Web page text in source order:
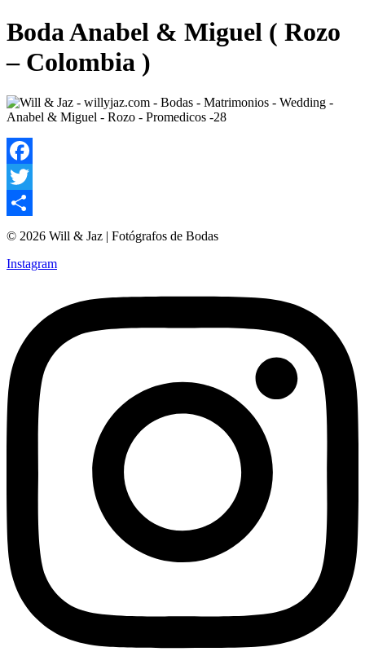
Boda Anabel & Miguel ( Rozo
– Colombia )
Facebook
Twitter
Compartir
© 2026 Will & Jaz | Fotógrafos de Bodas
Instagram